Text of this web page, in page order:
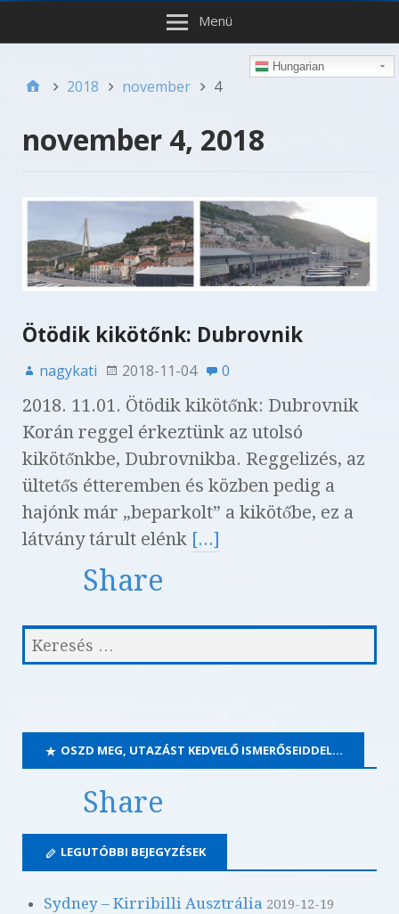
Menü
Hungarian
2018 november 4
november 4, 2018
Ötödik kikötőnk: Dubrovnik
nagykati 2018-11-04 0
2018. 11.01. Ötödik kikötőnk: Dubrovnik
Korán reggel érkeztünk az utolsó
kikötőnkbe, Dubrovnikba. Reggelizés, az
ültetős étteremben és közben pedig a
hajónk már „beparkolt” a kikötőbe, ez a
látvány tárult elénk [...]
Share
OSZD MEG, UTAZÁST KEDVELŐ ISMERŐSEIDDEL…
Share
LEGUTÓBBI BEJEGYZÉSEK
Sydney – Kirribilli Ausztrália 2019-12-19